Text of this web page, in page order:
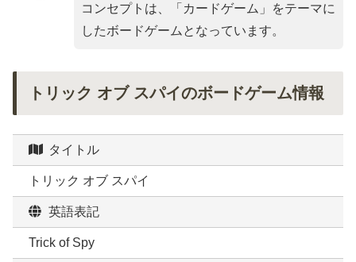
コンセプトは、「 カードゲーム 」をテーマに
したボードゲームとなっています。
トリック オブ スパイのボードゲーム情報
タイトル
トリック オブ スパイ
英語表記
Trick of Spy